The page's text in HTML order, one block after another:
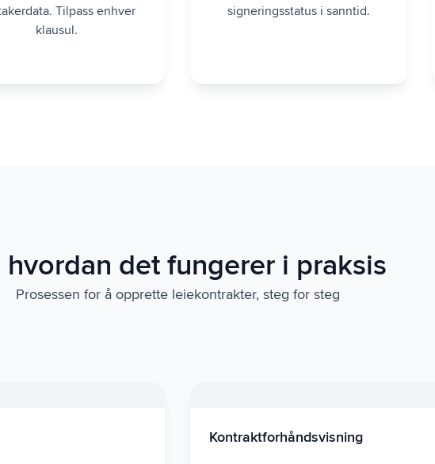
Tilpass enhver
klausul.
signeringsstatus i sanntid.
hvordan det fungerer i praksis
Prosessen for å opprette leiekontrakter, steg for steg
Kontraktforhåndsvisning